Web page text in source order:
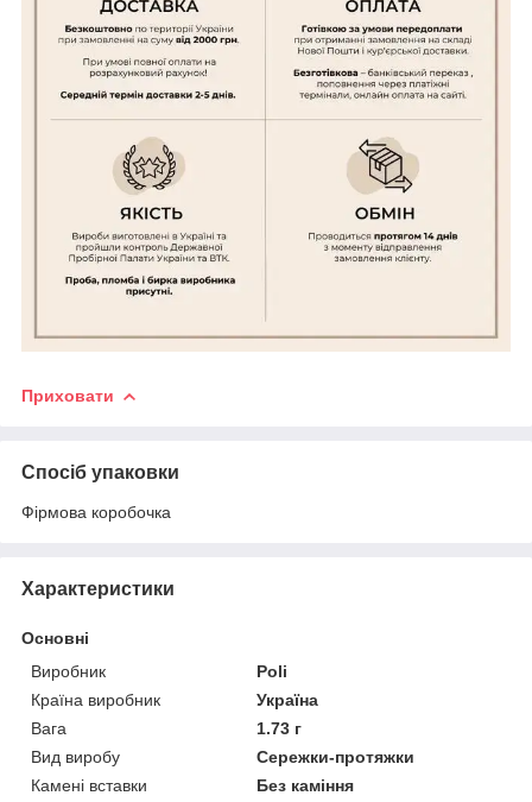
Приховати
Спосіб упаковки
Фірмова коробочка
Характеристики
Основні
Виробник
Poli
Країна виробник
Україна
Вага
1.73 г
Вид виробу
Сережки-протяжки
Камені вставки
Без каміння